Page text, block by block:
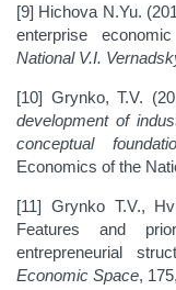
[9] Hichova N.Yu.
enterprise
National V.I.
[10] Grynko, T.V.
development of
conceptual
Economics of the
[11] Grynko T.V.,
Features and
entrepreneurial
Economic Space,